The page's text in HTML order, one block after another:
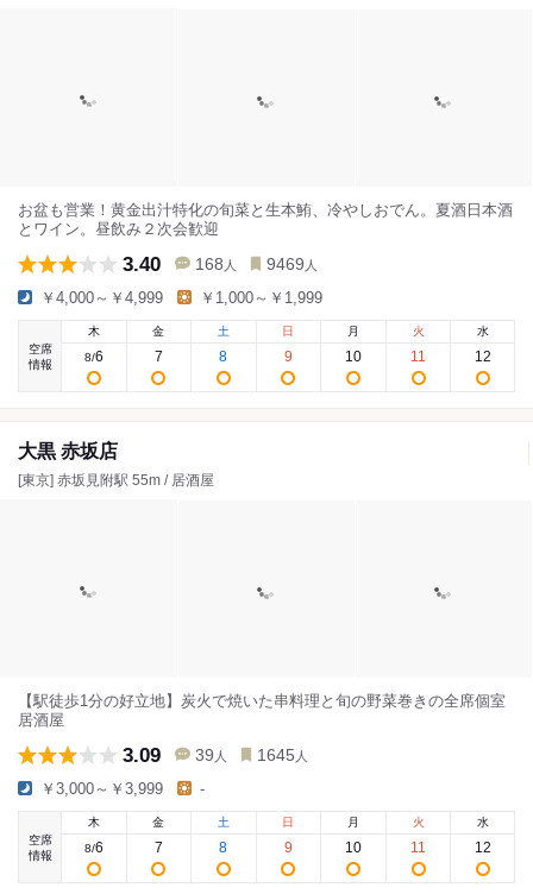
お盆も営業！黄金出汁特化の旬菜と生本鮪、冷やしおでん。夏酒日本酒
とワイン。昼飲み２次会歓迎
3.40 168 人 9469 人
￥4,000～￥4,999 ￥1,000～￥1,999
空席
情報
木
8/6
金
7
土
8
日
9
月
10
火
11
水
12
大黒 赤坂店
[東京] 赤坂見附駅 55m / 居酒屋
【駅徒歩1分の好立地】炭火で焼いた串料理と旬の野菜巻きの全席個室
居酒屋
3.09 39 人 1645 人
￥3,000～￥3,999 -
空席
情報
木
8/6
金
7
土
8
日
9
月
10
火
11
水
12